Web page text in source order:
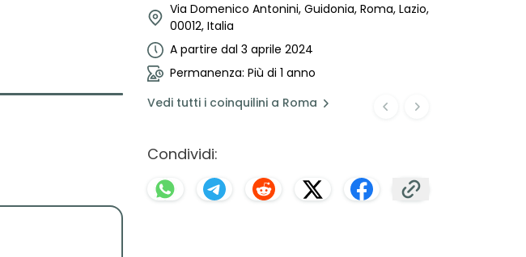
Via Domenico Antonini, Guidonia, Roma, Lazio,
00012, Italia
A partire dal 3 aprile 2024
Permanenza: Più di 1 anno
Vedi tutti i coinquilini a Roma
Condividi: